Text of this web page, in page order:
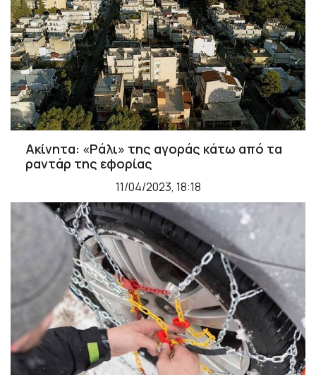
Ακίνητα: «Ράλι» της αγοράς κάτω από τα
ραντάρ της εφορίας
11/04/2023, 18:18